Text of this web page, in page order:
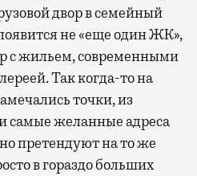
двор в семейный
не «еще один ЖК»,
с жильем, современными
Так когда-то на
точки, из
самые желанные адреса
претендуют на то же
в гораздо больших